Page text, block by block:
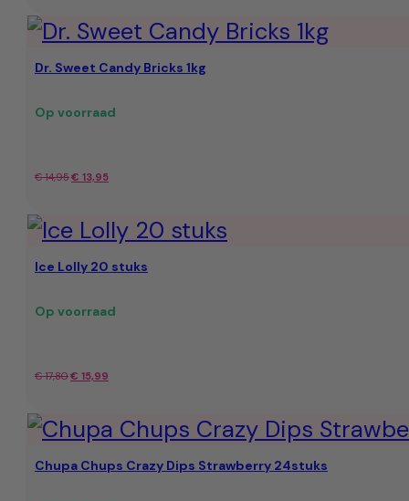
was:
€ 36,95.
is:
€ 30,95.
Dr. Sweet Candy Bricks 1kg
Op voorraad
€14,95Oorspronkelijke
was:
€ 14,95.
€ 13,95Huidige
is:
€ 13,95.
Ice Lolly 20 stuks
Op voorraad
€17,80Oorspronkelijke
was:
€ 17,80.
€ 15,99
is:
€ 15,99.
Chupa Chups Crazy Dips Strawberry 24stuks